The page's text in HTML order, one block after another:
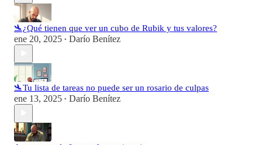
🛬¿Qué tienen que ver un cubo de Rubik y tus valores?
ene 20, 2025 • Darío Benítez
🛬Tu lista de tareas no puede ser un rosario de culpas
ene 13, 2025 • Darío Benítez